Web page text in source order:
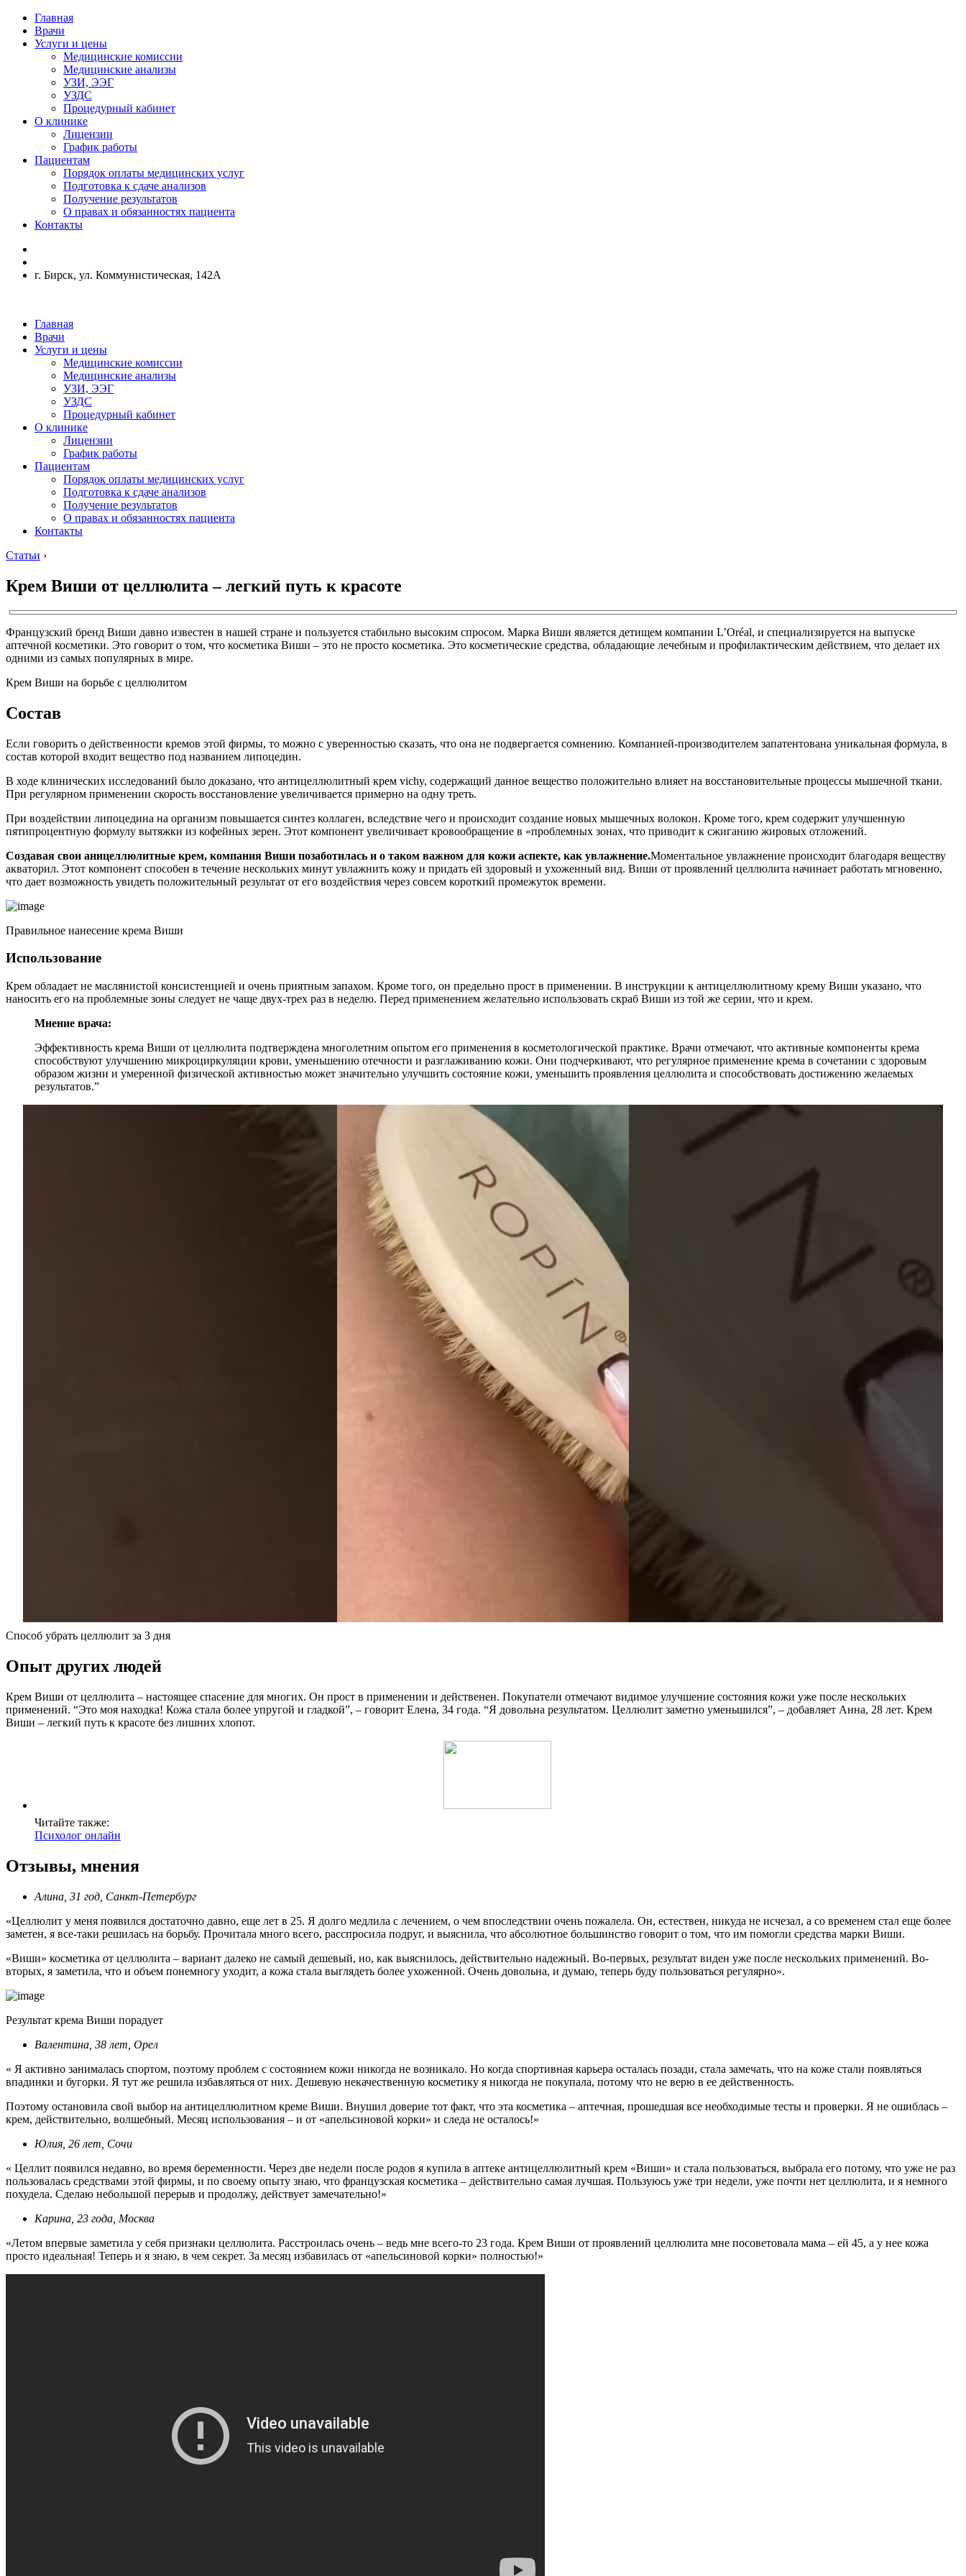
Главная
Врачи
Услуги и цены
Медицинские комиссии
Медицинские анализы
УЗИ, ЭЭГ
УЗДС
Процедурный кабинет
О клинике
Лицензии
График работы
Пациентам
Порядок оплаты медицинских услуг
Подготовка к сдаче анализов
Получение результатов
О правах и обязанностях пациента
Контакты
г. Бирск, ул. Коммунистическая, 142А
Главная
Врачи
Услуги и цены
Медицинские комиссии
Медицинские анализы
УЗИ, ЭЭГ
УЗДС
Процедурный кабинет
О клинике
Лицензии
График работы
Пациентам
Порядок оплаты медицинских услуг
Подготовка к сдаче анализов
Получение результатов
О правах и обязанностях пациента
Контакты
Статьи ›
Крем Виши от целлюлита – легкий путь к красоте
Французский бренд Виши давно известен в нашей стране и пользуется стабильно высоким спросом. Марка Виши является детищем компании L’Oréal, и специализируется на выпуске
аптечной косметики. Это говорит о том, что косметика Виши – это не просто косметика. Это косметические средства, обладающие лечебным и профилактическим действием, что делает их
одними из самых популярных в мире.
Крем Виши на борьбе с целлюлитом
Состав
Если говорить о действенности кремов этой фирмы, то можно с уверенностью сказать, что она не подвергается сомнению. Компанией-производителем запатентована уникальная формула, в
состав которой входит вещество под названием липоцедин.
В ходе клинических исследований было доказано, что антицеллюлитный крем vichy, содержащий данное вещество положительно влияет на восстановительные процессы мышечной ткани.
При регулярном применении скорость восстановление увеличивается примерно на одну треть.
При воздействии липоцедина на организм повышается синтез коллаген, вследствие чего и происходит создание новых мышечных волокон. Кроме того, крем содержит улучшенную
пятипроцентную формулу вытяжки из кофейных зерен. Этот компонент увеличивает кровообращение в «проблемных зонах, что приводит к сжиганию жировых отложений.
Создавая свои аницеллюлитные крем, компания Виши позаботилась и о таком важном для кожи аспекте, как увлажнение.Моментальное увлажнение происходит благодаря веществу
акваторил. Этот компонент способен в течение нескольких минут увлажнить кожу и придать ей здоровый и ухоженный вид. Виши от проявлений целлюлита начинает работать мгновенно,
что дает возможность увидеть положительный результат от его воздействия через совсем короткий промежуток времени.
Правильное нанесение крема Виши
Использование
Крем обладает не маслянистой консистенцией и очень приятным запахом. Кроме того, он предельно прост в применении. В инструкции к антицеллюлитному крему Виши указано, что
наносить его на проблемные зоны следует не чаще двух-трех раз в неделю. Перед применением желательно использовать скраб Виши из той же серии, что и крем.
Мнение врача:
Эффективность крема Виши от целлюлита подтверждена многолетним опытом его применения в косметологической практике. Врачи отмечают, что активные компоненты крема
способствуют улучшению микроциркуляции крови, уменьшению отечности и разглаживанию кожи. Они подчеркивают, что регулярное применение крема в сочетании с здоровым
образом жизни и умеренной физической активностью может значительно улучшить состояние кожи, уменьшить проявления целлюлита и способствовать достижению желаемых
результатов.”
Способ убрать целлюлит за 3 дня
Опыт других людей
Крем Виши от целлюлита – настоящее спасение для многих. Он прост в применении и действенен. Покупатели отмечают видимое улучшение состояния кожи уже после нескольких
применений. “Это моя находка! Кожа стала более упругой и гладкой”, – говорит Елена, 34 года. “Я довольна результатом. Целлюлит заметно уменьшился”, – добавляет Анна, 28 лет. Крем
Виши – легкий путь к красоте без лишних хлопот.
Читайте также:
Психолог онлайн
Отзывы, мнения
Алина, 31 год, Санкт-Петербург
«Целлюлит у меня появился достаточно давно, еще лет в 25. Я долго медлила с лечением, о чем впоследствии очень пожалела. Он, естествен, никуда не исчезал, а со временем стал еще более
заметен, я все-таки решилась на борьбу. Прочитала много всего, расспросила подруг, и выяснила, что абсолютное большинство говорит о том, что им помогли средства марки Виши.
«Виши» косметика от целлюлита – вариант далеко не самый дешевый, но, как выяснилось, действительно надежный. Во-первых, результат виден уже после нескольких применений. Во-
вторых, я заметила, что и объем понемногу уходит, а кожа стала выглядеть более ухоженной. Очень довольна, и думаю, теперь буду пользоваться регулярно».
Результат крема Виши порадует
Валентина, 38 лет, Орел
« Я активно занималась спортом, поэтому проблем с состоянием кожи никогда не возникало. Но когда спортивная карьера осталась позади, стала замечать, что на коже стали появляться
впадинки и бугорки. Я тут же решила избавляться от них. Дешевую некачественную косметику я никогда не покупала, потому что не верю в ее действенность.
Поэтому остановила свой выбор на антицеллюлитном креме Виши. Внушил доверие тот факт, что эта косметика – аптечная, прошедшая все необходимые тесты и проверки. Я не ошиблась –
крем, действительно, волшебный. Месяц использования – и от «апельсиновой корки» и следа не осталось!»
Юлия, 26 лет, Сочи
« Целлит появился недавно, во время беременности. Через две недели после родов я купила в аптеке антицеллюлитный крем «Виши» и стала пользоваться, выбрала его потому, что уже не раз
пользовалась средствами этой фирмы, и по своему опыту знаю, что французская косметика – действительно самая лучшая. Пользуюсь уже три недели, уже почти нет целлюлита, и я немного
похудела. Сделаю небольшой перерыв и продолжу, действует замечательно!»
Карина, 23 года, Москва
«Летом впервые заметила у себя признаки целлюлита. Расстроилась очень – ведь мне всего-то 23 года. Крем Виши от проявлений целлюлита мне посоветовала мама – ей 45, а у нее кожа
просто идеальная! Теперь и я знаю, в чем секрет. За месяц избавилась от «апельсиновой корки» полностью!»